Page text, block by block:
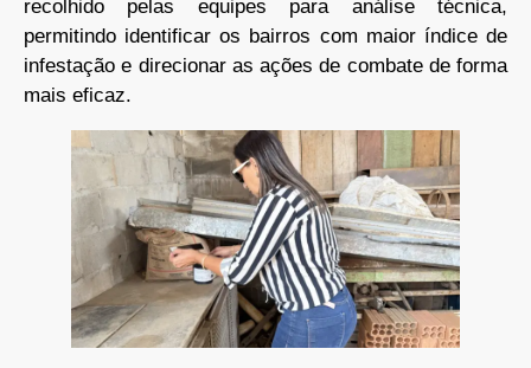
recolhido pelas equipes para análise técnica,
permitindo identificar os bairros com maior índice de
infestação e direcionar as ações de combate de forma
mais eficaz.